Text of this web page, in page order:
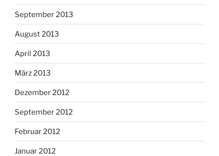
September 2013
August 2013
April 2013
März 2013
Dezember 2012
September 2012
Februar 2012
Januar 2012